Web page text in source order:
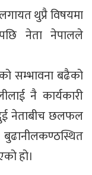
थुप्रै विषयमा
नेता नेपालले
सम्भावना बढैको
नै कार्यकारी
दुई नेताबीच छलफल
हो।